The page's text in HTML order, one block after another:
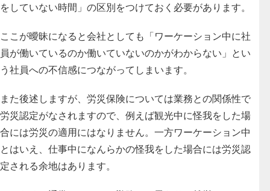
をしていない時間」の区別をつけておく必要があります。
ここが曖昧になると会社としても「ワーケーション中に社
員が働いているのか働いていないのかがわからない」とい
う社員への不信感につながってしまいます。
また後述しますが、労災保険については業務との関係性で
労災認定がなされますので、例えば観光中に怪我をした場
合には労災の適用にはなりません。一方ワーケーション中
とはいえ、仕事中になんらかの怪我をした場合には労災認
定される余地はあります。